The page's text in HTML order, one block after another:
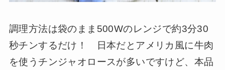
調理方法は袋のまま500Wのレンジで約3分30
秒チンするだけ！ 日本だとアメリカ風に牛肉
を使うチンジャオロースが多いですけど、本品